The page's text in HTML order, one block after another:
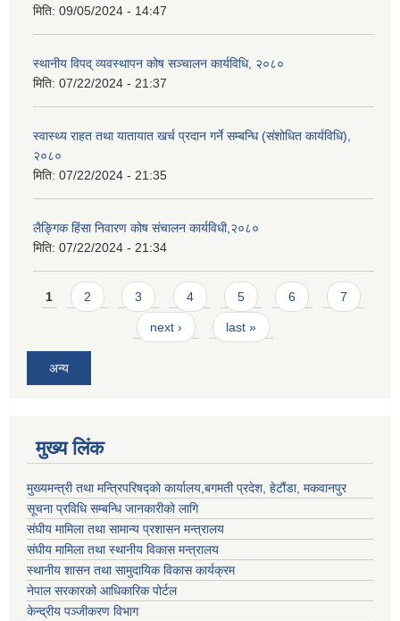
मिति: 09/05/2024 - 14:47
स्थानीय विपद् व्यवस्थापन कोष सञ्चालन कार्यविधि, २०८०
मिति: 07/22/2024 - 21:37
स्वास्थ्य राहत तथा यातायात खर्च प्रदान गर्ने सम्बन्धि (संशोधित कार्यविधि),
२०८०
मिति: 07/22/2024 - 21:35
लैङ्गिक हिंसा निवारण कोष संचालन कार्यविधी,२०८०
मिति: 07/22/2024 - 21:34
Pages
1 2 3 4 5 6 7
next › last »
अन्य
मुख्य लिंक
मुख्यमन्त्री तथा मन्त्रिपरिषद्को कार्यालय,बगमती प्रदेश, हेटौंडा, मकवानपुर
सूचना प्रविधि सम्बन्धि जानकारीको लागि
संघीय मामिला तथा सामान्य प्रशासन मन्त्रालय
संघीय मामिला तथा स्थानीय विकास मन्त्रालय
स्थानीय शासन तथा सामुदायिक विकास कार्यक्रम
नेपाल सरकारको आधिकारिक पोर्टल
केन्द्रीय पञ्जीकरण विभाग